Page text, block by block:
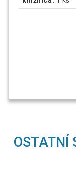
OSTATNÍ